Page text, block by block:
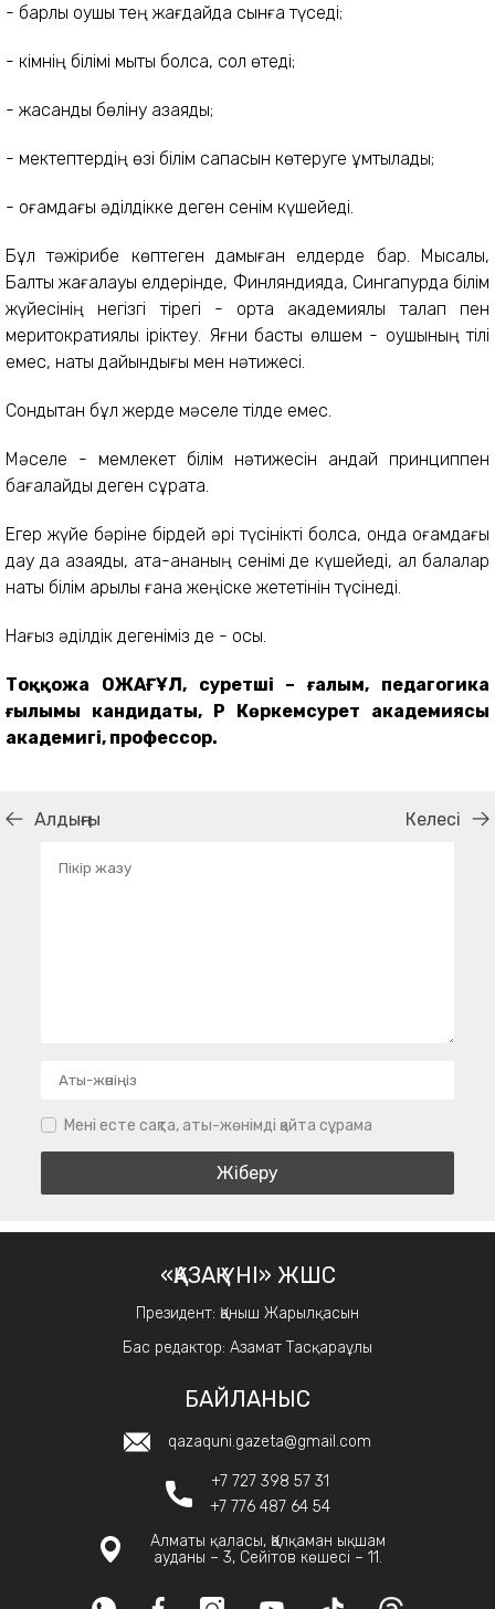
- барлық оқушы тең жағдайда сынға түседі;
- кімнің білімі мықты болса, сол өтеді;
- жасанды бөліну азаяды;
- мектептердің өзі білім сапасын көтеруге ұмтылады;
- қоғамдағы әділдікке деген сенім күшейеді.
Бұл тәжірибе көптеген дамыған елдерде бар. Мысалы,
Балтық жағалауы елдерінде, Финляндияда, Сингапурда білім
жүйесінің негізгі тірегі - ортақ академиялық талап пен
меритократиялық іріктеу. Яғни басты өлшем - оқушының тілі
емес, нақты дайындығы мен нәтижесі.
Сондықтан бұл жерде мәселе тілде емес.
Мәселе - мемлекет білім нәтижесін қандай принциппен
бағалайды деген сұрақта.
Егер жүйе бәріне бірдей әрі түсінікті болса, онда қоғамдағы
дау да азаяды, ата-ананың сенімі де күшейеді, ал балалар
нақты білім арқылы ғана жеңіске жететінін түсінеді.
Нағыз әділдік дегеніміз де - осы.
Тоққожа ҚОЖАҒҰЛ, суретші – ғалым, педагогика
ғылымы кандидаты, ҚР Көркемсурет академиясы
академигі, профессор.
Алдыңғы Келесі
Мені есте сақта, аты-жөнімді қайта сұрама
«ҚАЗАҚ ҮНІ» ЖШС
Президент: Қаныш Жарылқасын
Бас редактор: Азамат Тасқараұлы
БАЙЛАНЫС
qazaquni.gazeta@gmail.com
+7 727 398 57 31
+7 776 487 64 54
Алматы қаласы, Қалқаман ықшам
ауданы – 3, Сейітов көшесі – 11.